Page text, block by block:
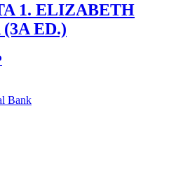
1. ELIZABETH
ED.)